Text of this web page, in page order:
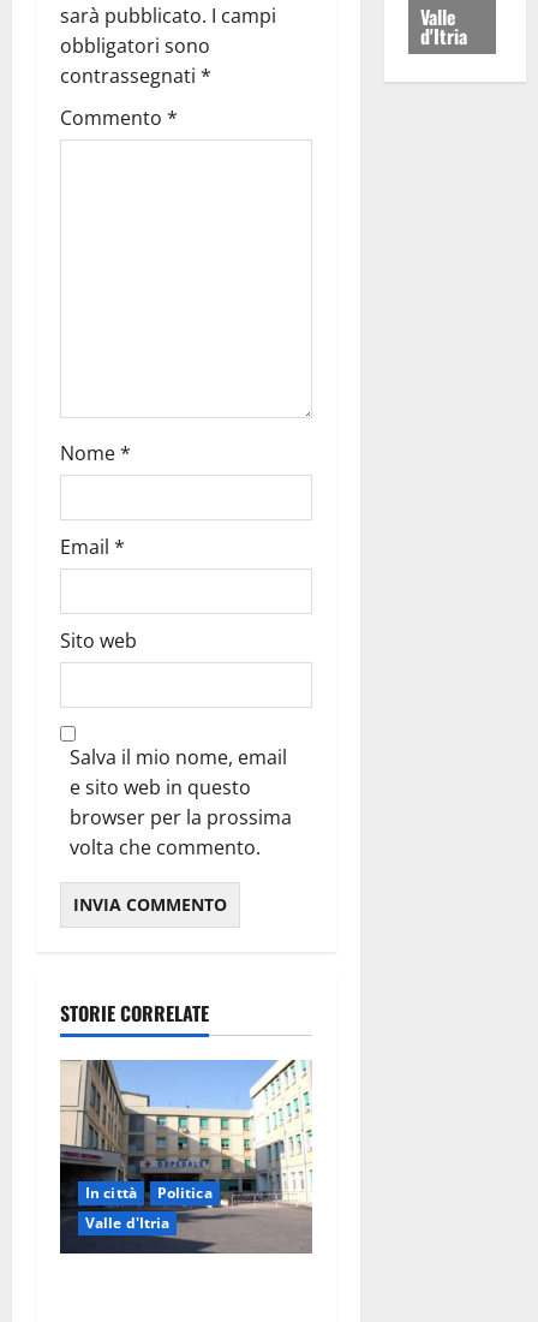
sarà pubblicato. I campi
obbligatori sono
contrassegnati *
Commento *
Nome*
Email *
Sito web
Salva il mio nome, email
e sito web in questo
browser per la prossima
volta che commento.
STORIE CORRELATE
In città
Politica
Valle d'Itria
Valle
d'Itria